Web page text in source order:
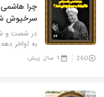
چرا هاشمی
سرخپوش
در شصت و
به اواخر
260 1 سال پیش